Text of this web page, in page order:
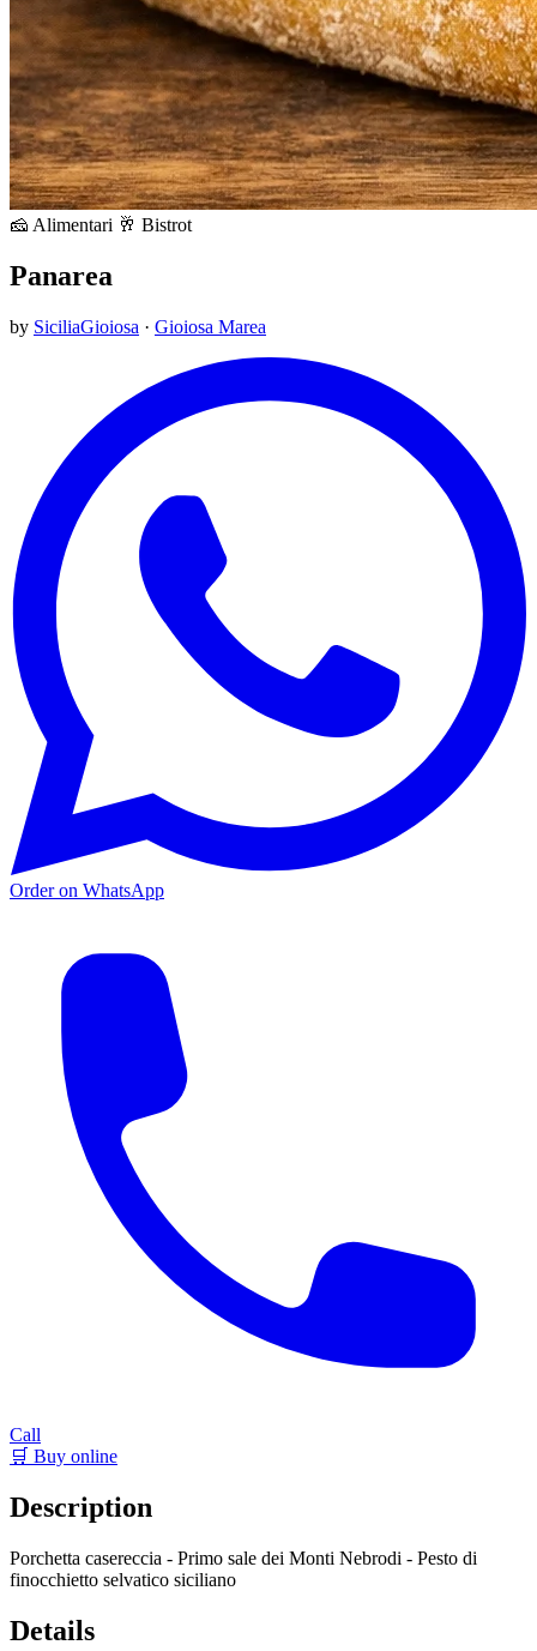
🧀 Alimentari 🥂 Bistrot
Panarea
by SiciliaGioiosa · Gioiosa Marea
Order on WhatsApp
Call
🛒 Buy online
Description
Porchetta casereccia - Primo sale dei Monti Nebrodi - Pesto di
finocchietto selvatico siciliano
Details